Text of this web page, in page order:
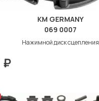
KM GERMANY
069 0007
Нажимной диск сцепления
₽